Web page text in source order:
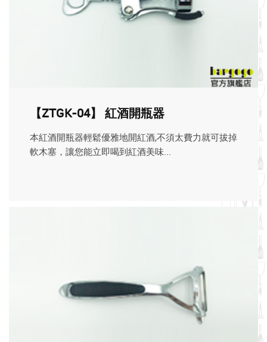
【ZTGK-04】 紅酒開瓶器
本紅酒開瓶器輕鬆優雅地開紅酒,不須太費力就可拔掉
軟木塞，讓您能立即喝到紅酒美味...